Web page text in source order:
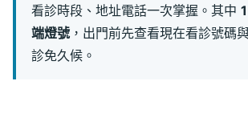
看診時段、地址電話一次掌握。其中1
端燈號 ，出門前先查看現在看診號碼
診免久候。